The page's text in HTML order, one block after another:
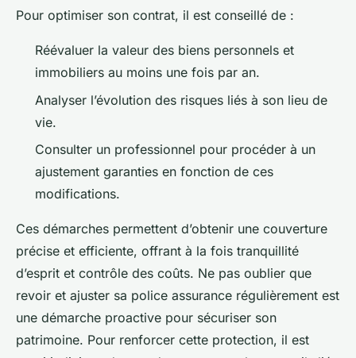
Pour optimiser son contrat, il est conseillé de :
Réévaluer la valeur des biens personnels et
immobiliers au moins une fois par an.
Analyser l’évolution des risques liés à son lieu de
vie.
Consulter un professionnel pour procéder à un
ajustement garanties en fonction de ces
modifications.
Ces démarches permettent d’obtenir une couverture
précise et efficiente, offrant à la fois tranquillité
d’esprit et contrôle des coûts. Ne pas oublier que
revoir et ajuster sa police assurance régulièrement est
une démarche proactive pour sécuriser son
patrimoine. Pour renforcer cette protection, il est